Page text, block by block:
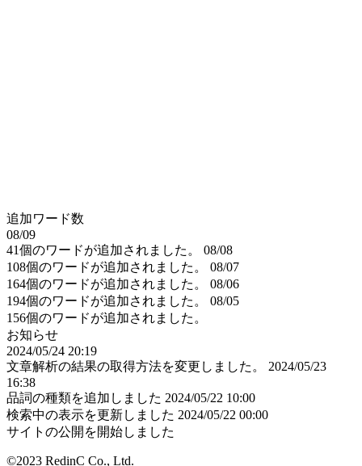
追加ワード数
08/09
41個のワードが追加されました。
08/08
108個のワードが追加されました。
08/07
164個のワードが追加されました。
08/06
194個のワードが追加されました。
08/05
156個のワードが追加されました。
お知らせ
2024/05/24 20:19
文章解析の結果の取得方法を変更しました。
2024/05/23
16:38
品詞の種類を追加しました 2024/05/22 10:00
検索中の表示を更新しました 2024/05/22 00:00
サイトの公開を開始しました
©2023 RedinC Co., Ltd.